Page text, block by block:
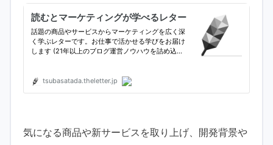
気になる商品や新サービスを取り上げ、開発背景や